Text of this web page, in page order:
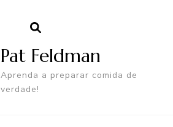
Pat Feldman
Aprenda a preparar comida de
verdade!